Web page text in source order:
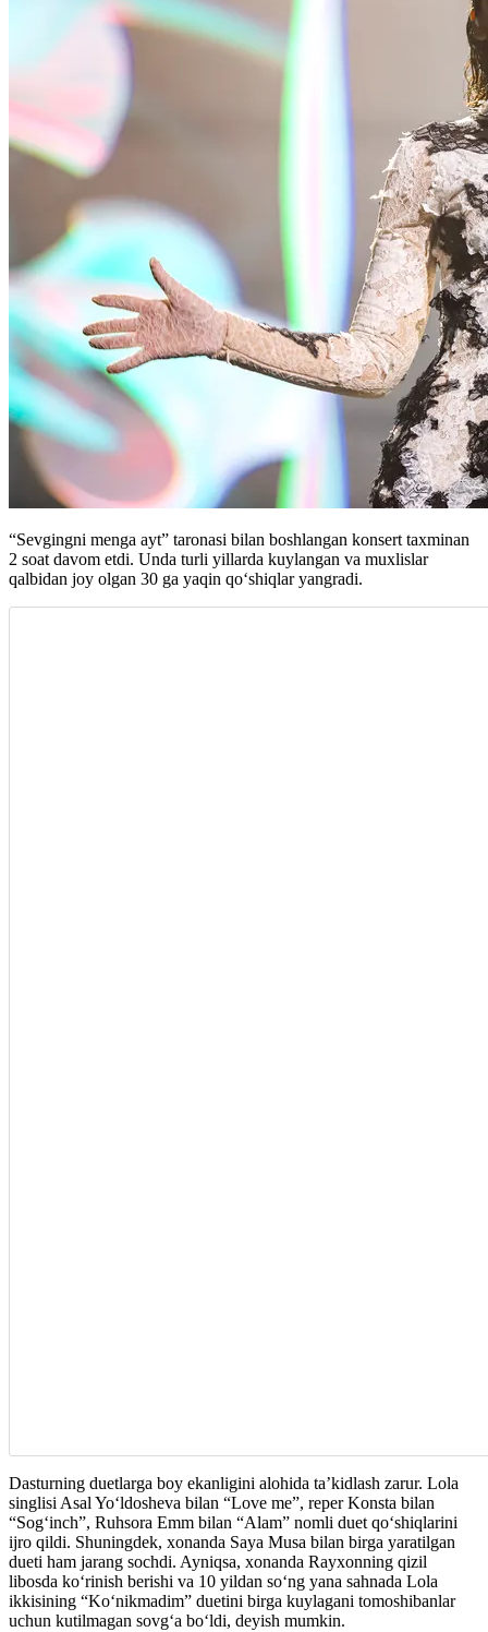
“Sevgingni menga ayt” taronasi bilan boshlangan konsert taxminan
2 soat davom etdi. Unda turli yillarda kuylangan va muxlislar
qalbidan joy olgan 30 ga yaqin qo‘shiqlar yangradi.
Dasturning duetlarga boy ekanligini alohida ta’kidlash zarur. Lola
singlisi Asal Yo‘ldosheva bilan “Love me”, reper Konsta bilan
“Sog‘inch”, Ruhsora Emm bilan “Alam” nomli duet qo‘shiqlarini
ijro qildi. Shuningdek, xonanda Saya Musa bilan birga yaratilgan
dueti ham jarang sochdi. Ayniqsa, xonanda Rayxonning qizil
libosda ko‘rinish berishi va 10 yildan so‘ng yana sahnada Lola
ikkisining “Ko‘nikmadim” duetini birga kuylagani tomoshibanlar
uchun kutilmagan sovg‘a bo‘ldi, deyish mumkin.